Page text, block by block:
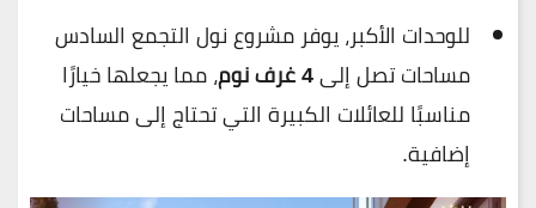
للوحدات الأكبر، يوفر مشروع نول التجمع السادس
مساحات تصل إلى4 غرف نوم
، مما يجعلها خيارًا
مناسبًا للعائلات الكبيرة التي تحتاج إلى مساحات
إضافية.